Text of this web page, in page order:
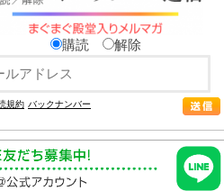
購読 解除
規約 バックナンバー